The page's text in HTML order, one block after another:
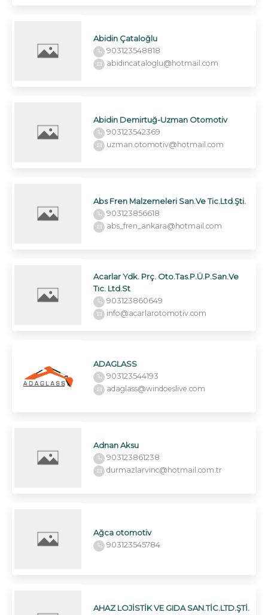
Abidin Çataloğlu
903123548818
abidincataloglu@hotmail.com
Abidin Demirtuğ-Uzman Otomotiv
903123542369
uzman.otomotiv@hotmail.com
Abs Fren Malzemeleri San.Ve Tic.Ltd.Şti.
903123856618
abs_fren_ankara@hotmail.com
Acarlar Ydk. Prç. Oto.Tas.P.Ü.P.San.Ve
Tıc. Ltd.St
903123860649
info@acarlarotomotiv.com
ADAGLASS
903123544193
adaglass@windoeslive.com
Adnan Aksu
903123861238
durmazlarvinc@hotmail.com.tr
Ağca otomotiv
903123545784
AHAZ LOJİSTİK VE GIDA SAN.TİC.LTD.ŞTİ.